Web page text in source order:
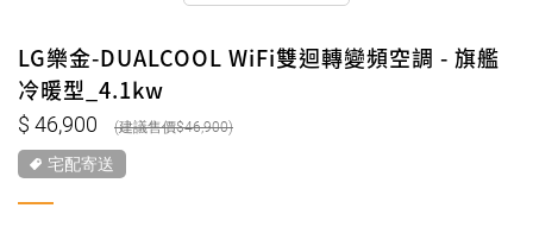
LG樂金-DUALCOOL WiFi雙迴轉變頻空調 - 旗艦
冷暖型_4.1kw
46,900 46,900
宅配寄送